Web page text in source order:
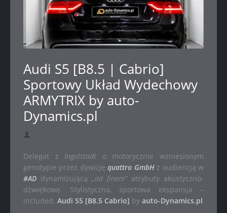
Audi S5 [B8.5 | Cabrio]
Sportowy Układ Wydechowy
ARMYTRIX by auto-
Dynamics.pl
Delegat z Ingolstadt o motorycznie wzniesionym
genotypie przez dywizjęquattro GmbHz audiencją w
#AD dynamizującą „ad finem”atrybuty akustyczno-
dźwiękowe. Stylistyczna, sportowa ekspansja –
included. Audi S5 [B8.5 Cabrio] by auto-Dynamics.pl